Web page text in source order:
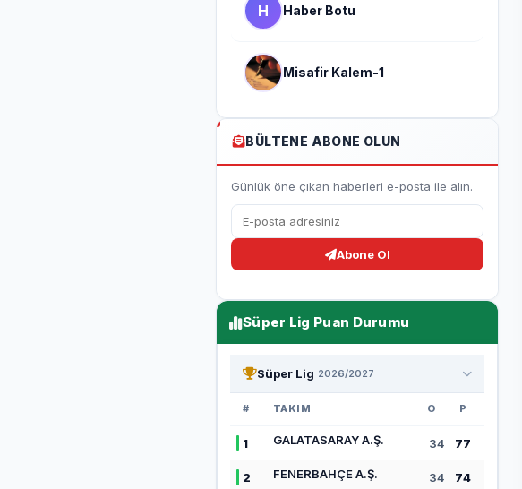
H Haber Botu
Misafir Kalem-1
BÜLTENE ABONE OLUN
Günlük öne çıkan haberleri e-posta ile alın.
Abone Ol
Süper Lig Puan Durumu
Süper Lig 2026/2027
# TAKIM O P
1 GALATASARAY A.Ş. 34 77
2 FENERBAHÇE A.Ş. 34 74